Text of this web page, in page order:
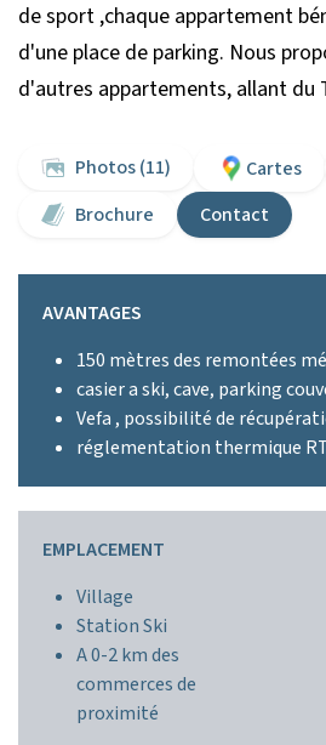
de sport ,chaque appartement
d'une place de parking. Nous
d'autres appartements, allant du
Photos (11) Cartes
Brochure
Contact
AVANTAGES
150 mètres des remontées
casier a ski, cave, parking
Vefa , possibilité de
réglementation thermique
EMPLACEMENT
Village
Station Ski
A 0-2 km des
commerces de
proximité